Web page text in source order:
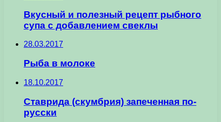
Вкусный и полезный рецепт рыбного
супа с добавлением свеклы
28.03.2017
Рыба в молоке
18.10.2017
Ставрида (скумбрия) запеченная по-
русски